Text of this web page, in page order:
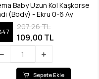
Baby Uzun Kol Kaşkorse
(Body) - Ekru 0-6 Ay
207,26 TL
109,00 TL
Sepete Ekle